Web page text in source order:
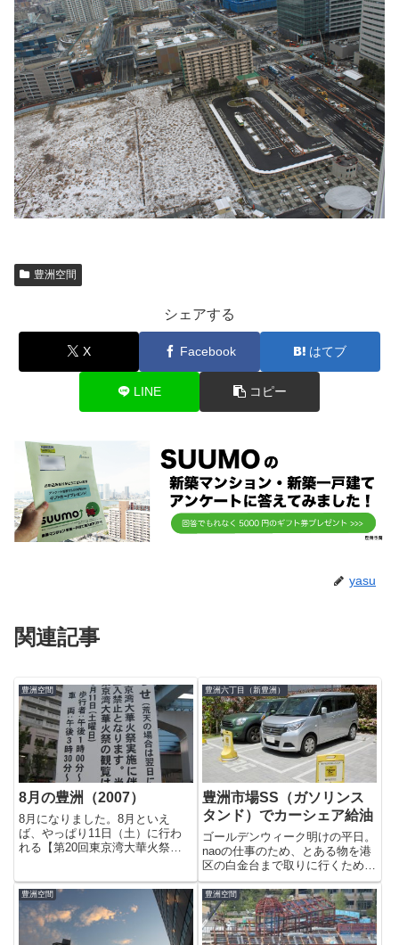
豊洲空間
シェアする
X Facebook はてブ
LINE コピー
yasu
関連記事
豊洲空間
8月の豊洲（2007）
8月になりました。8月といえ
ば、やっぱり11日（土）に行わ
れる【第20回東京湾大華火祭】
が予想されます。門前仲町に住ん
でた頃は、晴海のトリトンスクエ
アに阻まれ、晴海に行けばいつも
徒...
豊洲六丁目（新豊洲）
豊洲市場SS（ガソリンス
タンド）でカーシェア給油
ゴールデンウィーク明けの平日。
naoの仕事のため、とある物を港
区の白金台まで取りに行くためカ
ーシェアをレンタルしました。本
日のマイカーはSUZUKIのソリオ
です（笑）豊洲5丁目は、カーシ
ェアが豊富で助かります。乗り込
んでエンジンをかけるとガ...
豊洲空間 豊洲空間